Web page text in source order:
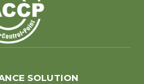
SOLUTION